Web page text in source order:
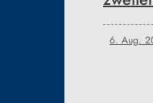
6. Aug.